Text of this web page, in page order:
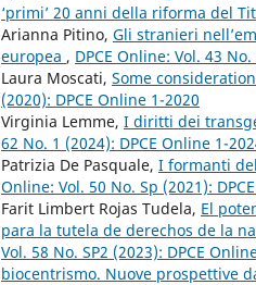
‘primi’ 20 anni della riforma del
Arianna Pitino, Gli stranieri
europea , DPCE Online: Vol. 43
Laura Moscati, Some
(2020): DPCE Online 1-2020
Virginia Lemme, I diritti dei
62 No. 1 (2024): DPCE Online 1-
Patrizia De Pasquale, I formanti
Online: Vol. 50 No. Sp (2021):
Farit Limbert Rojas Tudela, El
para la tutela de derechos de la
Vol. 58 No. SP2 (2023): DPCE
biocentrismo. Nuove prospettive